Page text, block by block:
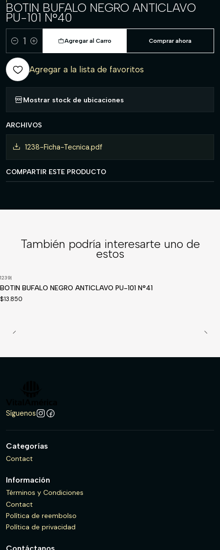
BOTIN BUFALO NEGRO ANTICLAVO
PU-101 N°40
Cantidad
Agregar al Carro Comprar ahora
Agregar a la lista de favoritos
Mostrar stock de ubicaciones
ARCHIVOS
1238-Ficha-Tecnica.pdf
COMPARTIR ESTE PRODUCTO
También podría interesarte uno de
estos
1239|
BOTIN BUFALO NEGRO ANTICLAVO PU-101 N°41
$13.850
Síguenos
Categorías
Contact
Información
Términos y Condiciones
Contact
Política de reembolso
Política de privacidad